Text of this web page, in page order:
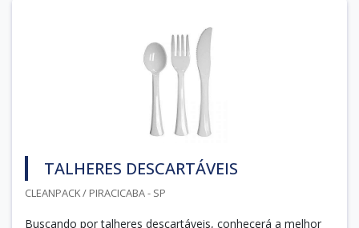
TALHERES DESCARTÁVEIS
CLEANPACK / PIRACICABA - SP
Buscando por talheres descartáveis, conhecerá a melhor